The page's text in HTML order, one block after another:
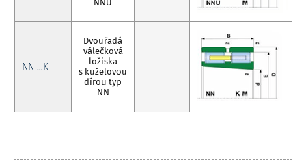
NNU
NN …K
Dvouřadá
válečková
ložiska
s kuželovou
dírou typ
NN